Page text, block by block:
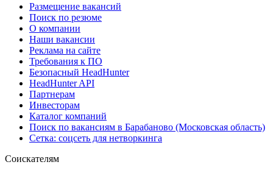
Размещение вакансий
Поиск по резюме
О компании
Наши вакансии
Реклама на сайте
Требования к ПО
Безопасный HeadHunter
HeadHunter API
Партнерам
Инвесторам
Каталог компаний
Поиск по вакансиям в Барабаново (Московская область)
Сетка: соцсеть для нетворкинга
Соискателям